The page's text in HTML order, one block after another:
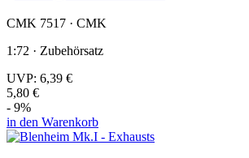
CMK 7517 · CMK
1:72 · Zubehörsatz
UVP: 6,39 €
5,80 €
- 9%
in den Warenkorb